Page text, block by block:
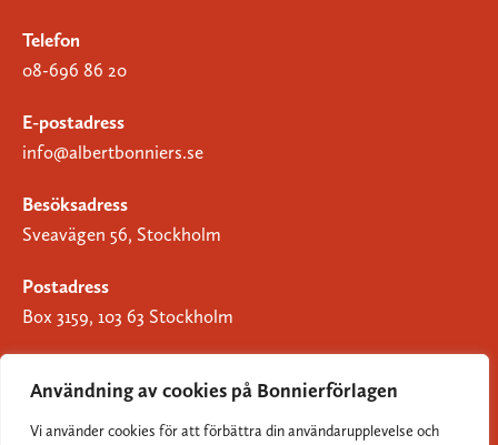
Användning av cookies på Bonnierförlagen
Vi använder cookies för att förbättra din användarupplevelse och
Telefon
08-696 86 20
E-postadress
info@albertbonniers.se
Besöksadress
Sveavägen 56, Stockholm
Postadress
Box 3159, 103 63 Stockholm
Om Bonnierförlagen